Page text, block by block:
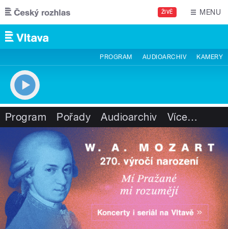
Přejít k hlavnímu obsahu
ŽIVĚ MENU
PROGRAM AUDIOARCHIV KAMERY
Program Pořady Audioarchiv Více…